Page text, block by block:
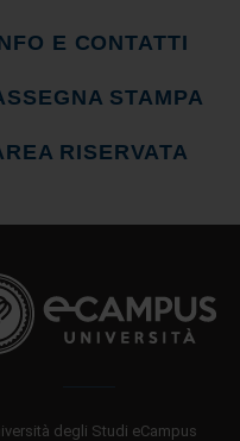
E CONTATTI
STAMPA
RISERVATA
degli Studi eCampus